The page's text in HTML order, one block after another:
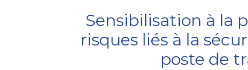
Sensibilisation à la
risques liés à la
poste de